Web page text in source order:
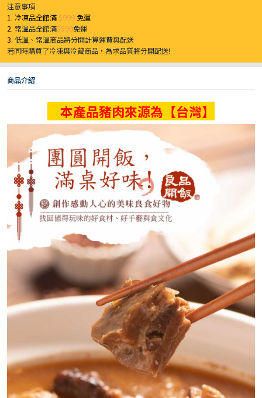
注意事項
1. 冷凍品全館滿 $999免運
2. 常溫品全館滿$599免運
3.低溫、常溫商品將分開計算運費與配送
若同時購買了冷凍與冷藏商品，為求品質將分開配送!
商品介紹
本產品豬肉來源為【台灣】